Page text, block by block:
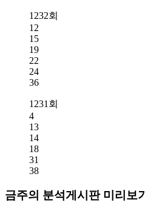
1232회
12
15
19
22
24
36
1231회
4
13
14
18
31
38
금주의 분석게시판 미리보기